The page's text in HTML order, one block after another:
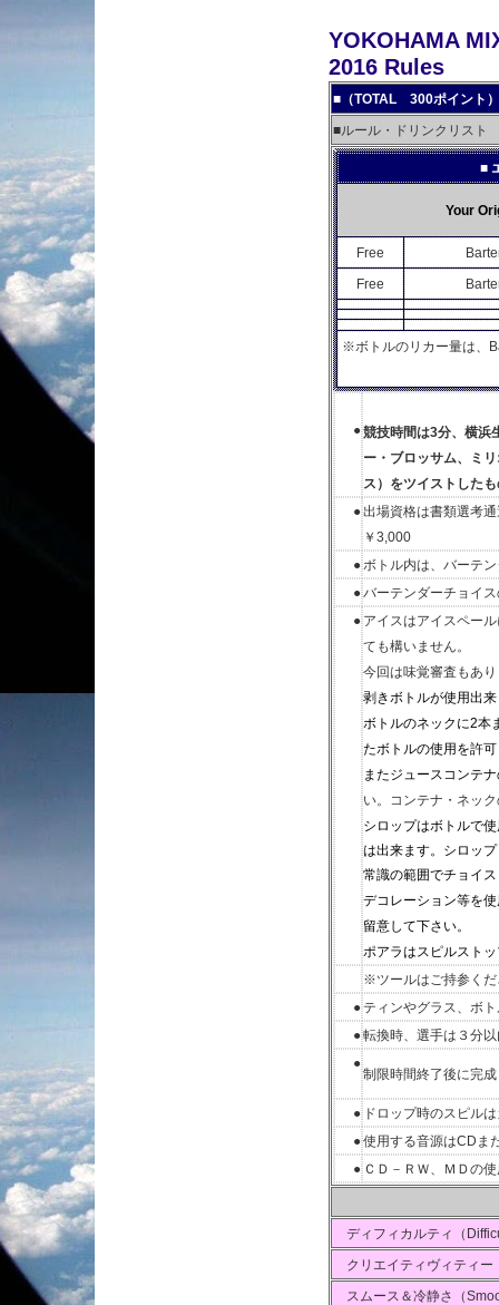
YOKOHAMA
2016 Rules
■ （TOTAL 300ポイント）
■ルール・ドリンクリスト
■
Your
Free
Free
※ボトルのリカー量は、
●競技時間は3分、横浜
ー・ブロッサム、ミ
ス）をツイストした
●出場資格は書類選考
￥3,000
●ボトル内は、バーテ
●バーテンダーチョイ
● アイスはアイスペー
ても構いません。
今回は味覚審査もあ
剥きボトルが使用出
ボトルのネックに2本
たボトルの使用を許
またジュースコンテ
い。コンテナ・ネッ
シロップはボトルで
は出来ます。シロッ
常識の範囲でチョイ
デコレーション等を
留意して下さい。
ポアラはスピルスト
※ツールはご持参くだ
● ティンやグラス、ボ
●転換時、選手は３分
●
制限時間終了後に完
● ドロップ時のスピル
●使用する音源はCDま
● ＣＤ－ＲＷ、ＭＤの
ディフィカルティ（
クリエイティヴィティー
スムース＆冷静さ（